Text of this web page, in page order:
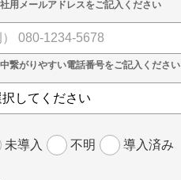
未導入 不明 導入済み